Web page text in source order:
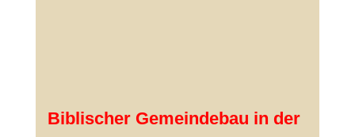
Biblischer Gemeindebau in der